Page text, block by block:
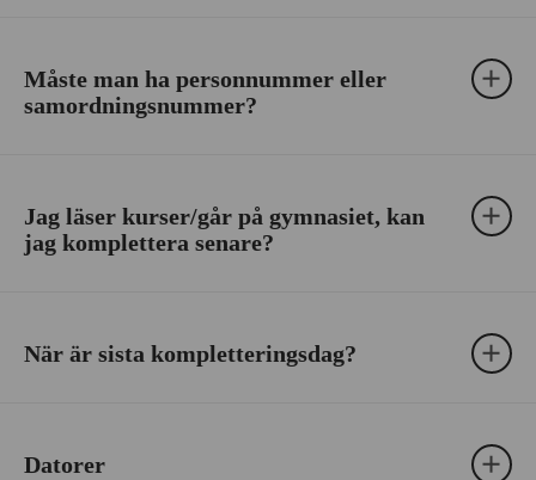
Måste man ha personnummer eller
samordningsnummer?
Jag läser kurser/går på gymnasiet, kan
jag komplettera senare?
När är sista kompletteringsdag?
Datorer